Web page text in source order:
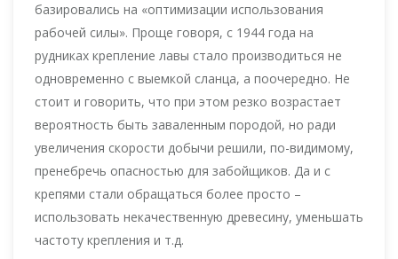
базировались на «оптимизации использования
рабочей силы». Проще говоря, с 1944 года на
рудниках крепление лавы стало производиться не
одновременно с выемкой сланца, а поочередно. Не
стоит и говорить, что при этом резко возрастает
вероятность быть заваленным породой, но ради
увеличения скорости добычи решили, по-видимому,
пренебречь опасностью для забойщиков. Да и с
крепями стали обращаться более просто –
использовать некачественную древесину, уменьшать
частоту крепления и т.д.